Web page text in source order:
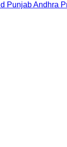
PunjabAndhra